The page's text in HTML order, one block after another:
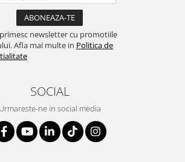
newsletter cu promotiile
Afla mai multe in Politica de
SOCIAL
Urmareste-ne in social media